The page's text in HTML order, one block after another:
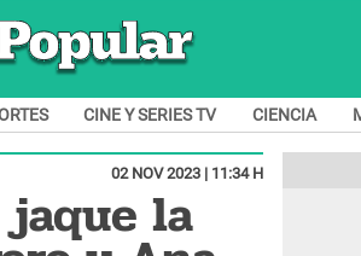
CINE Y SERIES TV CIENCIA
02 NOV 2023 | 11:34 H
la